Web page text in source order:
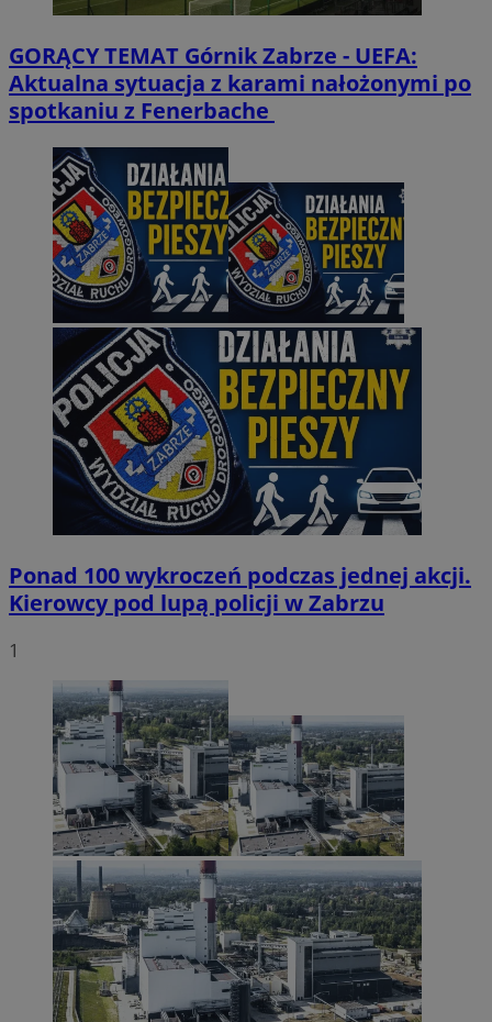
GORĄCY TEMAT Górnik Zabrze - UEFA:
Aktualna sytuacja z karami nałożonymi po
spotkaniu z Fenerbache
Ponad 100 wykroczeń podczas jednej akcji.
Kierowcy pod lupą policji w Zabrzu
1